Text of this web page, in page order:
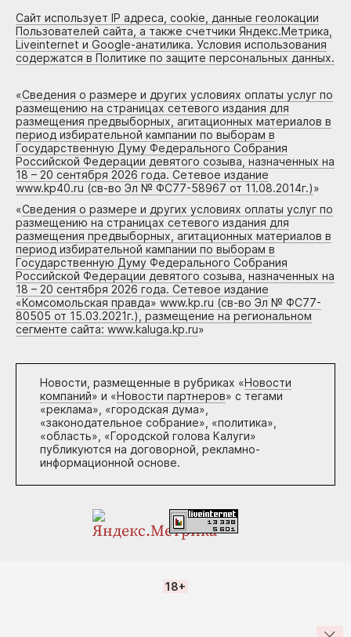
Сайт использует IP адреса, cookie, данные геолокации
Пользователей сайта, а также счетчики Яндекс.Метрика,
Liveinternet и Google-анатилика. Условия использования
содержатся в Политике по защите персональных данных.
«Сведения о размере и других условиях оплаты услуг по
размещению на страницах сетевого издания для
размещения предвыборных, агитационных материалов в
период избирательной кампании по выборам в
Государственную Думу Федерального Собрания
Российской Федерации девятого созыва, назначенных на
18 – 20 сентября 2026 года. Сетевое издание
www.kp40.ru (св-во Эл № ФС77-58967 от 11.08.2014г.)»
«Сведения о размере и других условиях оплаты услуг по
размещению на страницах сетевого издания для
размещения предвыборных, агитационных материалов в
период избирательной кампании по выборам в
Государственную Думу Федерального Собрания
Российской Федерации девятого созыва, назначенных на
18 – 20 сентября 2026 года. Сетевое издание
«Комсомольская правда» www.kp.ru (св-во Эл № ФС77-
80505 от 15.03.2021г.), размещение на региональном
сегменте сайта: www.kaluga.kp.ru»
Новости, размещенные в рубриках «Новости
компаний» и «Новости партнеров» с тегами
«реклама», «городская дума»,
«законодательное собрание», «политика»,
«область», «Городской голова Калуги»
публикуются на договорной, рекламно-
информационной основе.
18+